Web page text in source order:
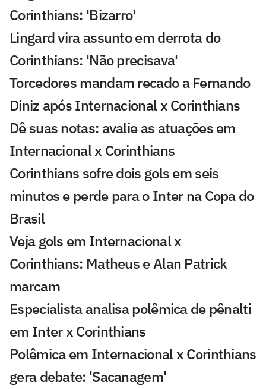
Corinthians: 'Bizarro'
Lingard vira assunto em derrota do
Corinthians: 'Não precisava'
Torcedores mandam recado a Fernando
Diniz após Internacional x Corinthians
Dê suas notas: avalie as atuações em
Internacional x Corinthians
Corinthians sofre dois gols em seis
minutos e perde para o Inter na Copa do
Brasil
Veja gols em Internacional x
Corinthians: Matheus e Alan Patrick
marcam
Especialista analisa polêmica de pênalti
em Inter x Corinthians
Polêmica em Internacional x Corinthians
gera debate: 'Sacanagem'